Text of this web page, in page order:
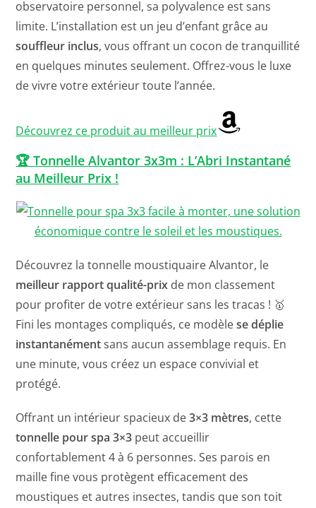
observatoire personnel, sa polyvalence est sans
limite. L’installation est un jeu d’enfant grâce au
souffleur inclus, vous offrant un cocon de tranquillité
en quelques minutes seulement. Offrez-vous le luxe
de vivre votre extérieur toute l’année.
Découvrez ce produit au meilleur prix
🏆 Tonnelle Alvantor 3x3m : L’Abri Instantané
au Meilleur Prix !
Découvrez la tonnelle moustiquaire Alvantor, le
meilleur rapport qualité-prix de mon classement
pour profiter de votre extérieur sans les tracas ! 🥇
Fini les montages compliqués, ce modèlese déplie
instantanémentsans aucun assemblage requis. En
une minute, vous créez un espace convivial et
protégé.
Offrant un intérieur spacieux de3×3 mètres, cette
tonnelle pour spa 3×3 peut accueillir
confortablement 4 à 6 personnes. Ses parois en
maille fine vous protègent efficacement des
moustiques et autres insectes, tandis que son toit